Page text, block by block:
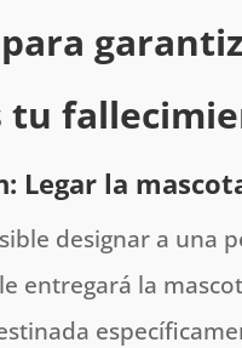
tu
Legar la
designar a una
entregará la